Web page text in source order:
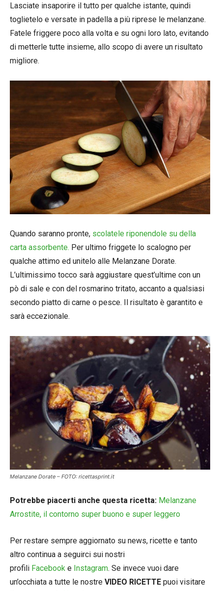
Lasciate insaporire il tutto per qualche istante, quindi
toglietelo e versate in padella a più riprese le melanzane.
Fatele friggere poco alla volta e su ogni loro lato, evitando
di metterle tutte insieme, allo scopo di avere un risultato
migliore.
Quando saranno pronte, scolatele riponendole su della
carta assorbente. Per ultimo friggete lo scalogno per
qualche attimo ed unitelo alle Melanzane Dorate.
L’ultimissimo tocco sarà aggiustare quest’ultime con un
pò di sale e con del rosmarino tritato, accanto a qualsiasi
secondo piatto di carne o pesce. Il risultato è garantito e
sarà eccezionale.
Melanzane Dorate – FOTO: ricettasprint.it
Potrebbe piacerti anche questa ricetta: Melanzane
Arrostite, il contorno super buono e super leggero
Per restare sempre aggiornato su news, ricette e tanto
altro continua a seguirci sui nostri
profili Facebook e Instagram. Se invece vuoi dare
un’occhiata a tutte le nostre VIDEO RICETTE puoi visitare